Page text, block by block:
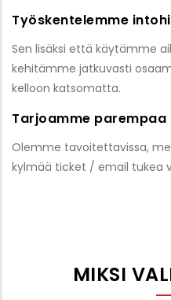
Työskentelemme
Sen lisäksi että käytämme
kehitämme jatkuvasti
kelloon katsomatta.
Tarjoamme parempaa
Olemme tavoitettavissa,
kylmää ticket / email tukea
MIKSI